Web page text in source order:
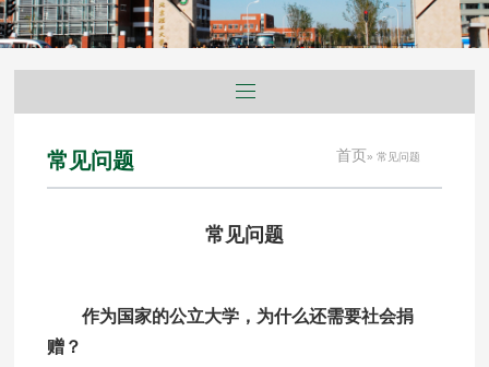
常见问题 首页» 常见问题
常见问题
作为国家的公立大学，为什么还需要社会捐
赠？